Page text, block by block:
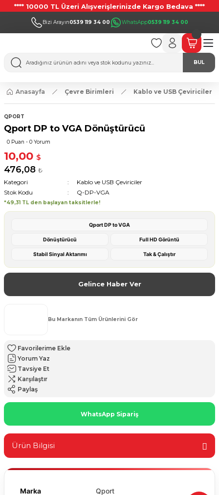
**** 10000 TL Üzeri Alışverişlerinizde Kargo Bedava ****
Bizi Arayın0539 119 34 00 WhatsApp0539 119 34 00
BUL
Anasayfa Çevre Birimleri Kablo ve USB Çeviriciler
QPORT
Qport DP to VGA Dönüştürücü
0 Puan - 0 Yorum
10,00 $
476,08 ₺
Kategori
Kablo ve USB Çeviriciler
Stok Kodu
Q-DP-VGA
*49,31 TL den başlayan taksitlerle!
Qport DP to VGA
Dönüştürücü Full HD Görüntü
Stabil Sinyal Aktarımı Tak & Çalıştır
Gelince Haber Ver
Bu Markanın Tüm Ürünlerini Gör
Yorum Yaz
Tavsiye Et
Karşılaştır
Paylaş
WhatsApp Sipariş
Ürün Bilgisi
Marka Qport